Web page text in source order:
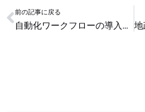
Prev
前の記事に戻る
自動化ワークフローの導入法：案件探しを効率化する方法